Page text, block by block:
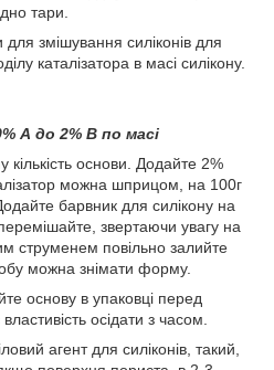
тари.
змішування силіконів для
каталізатора в масі силікону.
А до 2% В по масі
кількість основи. Додайте 2%
можна шприцом, на 100г
барвник для силікону на
звертаючи увагу на
струменем повільно залийте
можна знімати форму.
основу в упаковці перед
осідати з часом.
агент для силіконів, такий,